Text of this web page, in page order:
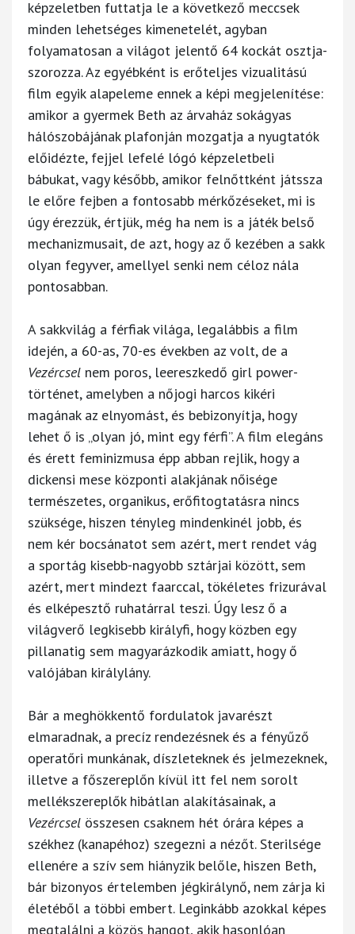
képzeletben futtatja le a következő meccsek
minden lehetséges kimenetelét, agyban
folyamatosan a világot jelentő 64 kockát osztja-
szorozza. Az egyébként is erőteljes vizualitású
film egyik alapeleme ennek a képi megjelenítése:
amikor a gyermek Beth az árvaház sokágyas
hálószobájának plafonján mozgatja a nyugtatók
előidézte, fejjel lefelé lógó képzeletbeli
bábukat, vagy később, amikor felnőttként játssza
le előre fejben a fontosabb mérkőzéseket, mi is
úgy érezzük, értjük, még ha nem is a játék belső
mechanizmusait, de azt, hogy az ő kezében a sakk
olyan fegyver, amellyel senki nem céloz nála
pontosabban.
A sakkvilág a férfiak világa, legalábbis a film
idején, a 60-as, 70-es években az volt, de a
Vezércsel nem poros, leereszkedő girl power-
történet, amelyben a nőjogi harcos kikéri
magának az elnyomást, és bebizonyítja, hogy
lehet ő is „olyan jó, mint egy férfi”. A film elegáns
és érett feminizmusa épp abban rejlik, hogy a
dickensi mese központi alakjának nőisége
természetes, organikus, erőfitogtatásra nincs
szüksége, hiszen tényleg mindenkinél jobb, és
nem kér bocsánatot sem azért, mert rendet vág
a sportág kisebb-nagyobb sztárjai között, sem
azért, mert mindezt faarccal, tökéletes frizurával
és elképesztő ruhatárral teszi. Úgy lesz ő a
világverő legkisebb királyfi, hogy közben egy
pillanatig sem magyarázkodik amiatt, hogy ő
valójában királylány.
Bár a meghökkentő fordulatok javarészt
elmaradnak, a precíz rendezésnek és a fényűző
operatőri munkának, díszleteknek és jelmezeknek,
illetve a főszereplőn kívül itt fel nem sorolt
mellékszereplők hibátlan alakításainak, a
Vezércsel összesen csaknem hét órára képes a
székhez (kanapéhoz) szegezni a nézőt. Sterilsége
ellenére a szív sem hiányzik belőle, hiszen Beth,
bár bizonyos értelemben jégkirálynő, nem zárja ki
életéből a többi embert. Leginkább azokkal képes
megtalálni a közös hangot, akik hasonlóan